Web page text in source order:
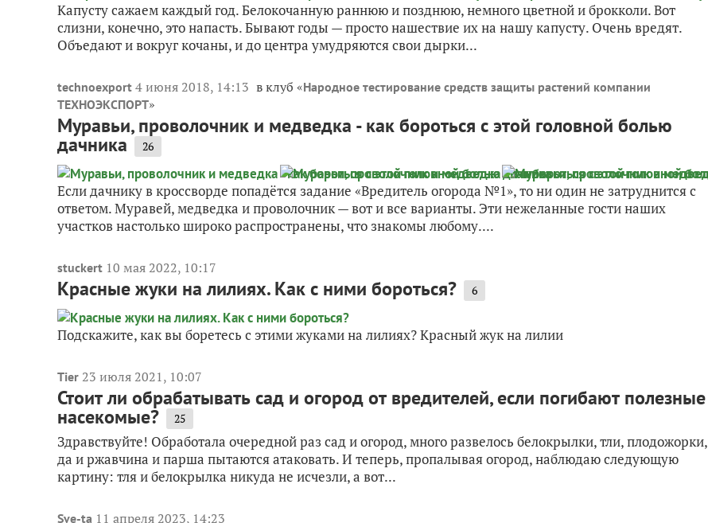
Капусту сажаем каждый год. Белокочанную раннюю и позднюю, немного цветной и брокколи. Вот
слизни, конечно, это напасть. Бывают годы — просто нашествие их на нашу капусту. Очень вредят.
Объедают и вокруг кочаны, и до центра умудряются свои дырки...
technoexport 4 июня 2018, 14:13 в клуб «Народное тестирование средств защиты растений компании
ТЕХНОЭКСПОРТ»
Муравьи, проволочник и медведка - как бороться с этой головной болью
дачника 26
Если дачнику в кроссворде попадётся задание «Вредитель огорода №1», то ни один не затруднится с
ответом. Муравей, медведка и проволочник — вот и все варианты. Эти нежеланные гости наших
участков настолько широко распространены, что знакомы любому....
stuckert 10 мая 2022, 10:17
Красные жуки на лилиях. Как с ними бороться? 6
Подскажите, как вы боретесь с этими жуками на лилиях? Красный жук на лилии
Tier 23 июля 2021, 10:07
Стоит ли обрабатывать сад и огород от вредителей, если погибают полезные
насекомые? 25
Здравствуйте! Обработала очередной раз сад и огород, много развелось белокрылки, тли, плодожорки,
да и ржавчина и парша пытаются атаковать. И теперь, пропалывая огород, наблюдаю следующую
картину: тля и белокрылка никуда не исчезли, а вот...
Sve-ta 11 апреля 2023, 14:23